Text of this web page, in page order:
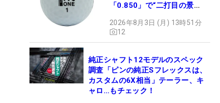
「0.850」で“二打目の景
2026年8月3日 (月) 13時51分
12
純正シャフト12モデルのスペック
調査「ピンの純正Sフレックスは、
カスタムの6X相当」テーラー、キ
ャロ…もチェック！